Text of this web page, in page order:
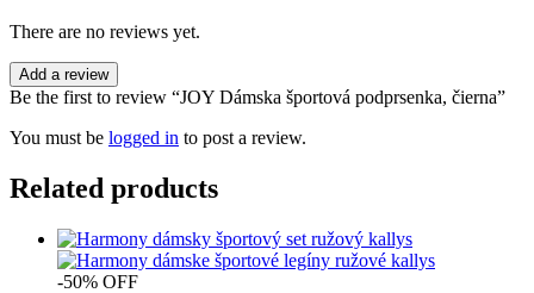
There are no reviews yet.
Add a review
Be the first to review “JOY Dámska športová podprsenka, čierna”
You must be logged in to post a review.
Related products
-50% OFF